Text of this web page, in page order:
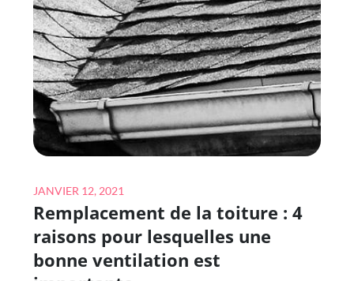
Posted
on
JANVIER 12, 2021
Remplacement de la toiture : 4
raisons pour lesquelles une
bonne ventilation est